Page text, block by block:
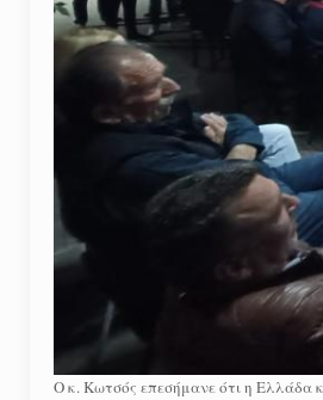
Ο κ. Κωτσός επεσήμανε ότι η Ελλάδα